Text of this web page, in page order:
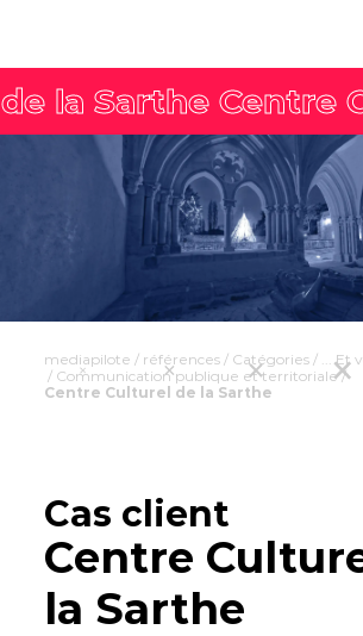
mediapilote / références / Catégories /
...
/ Communication publique et territoriale/
Centre Culturel de la Sarthe
Cas client
Centre
la Sarthe